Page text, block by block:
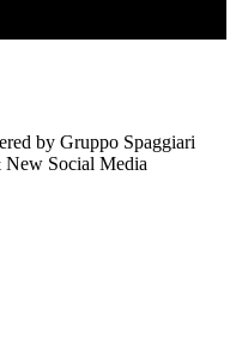
by Gruppo Spaggiari
New Social Media